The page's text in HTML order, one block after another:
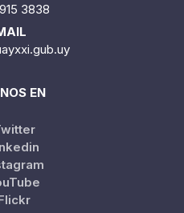
3838
EN